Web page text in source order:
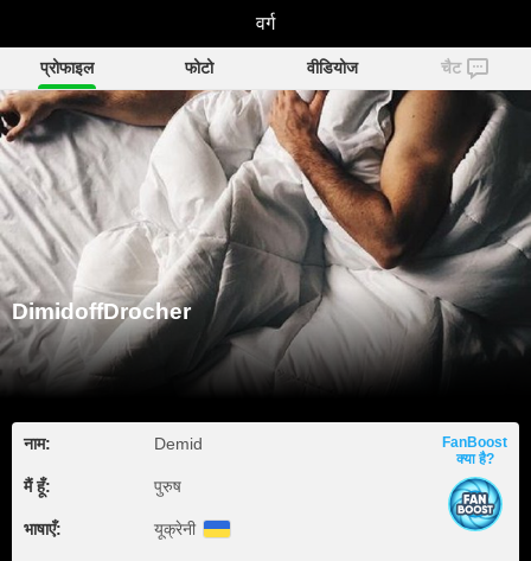
DimidoffDrocher
प्रोफाइल फोटो वीडियोज चैट
DimidoffDrocher
नाम: Demid
मैं हूँ: पुरुष
भाषाएँ: यूक्रेनी
FanBoost
क्या है?
वर्ग